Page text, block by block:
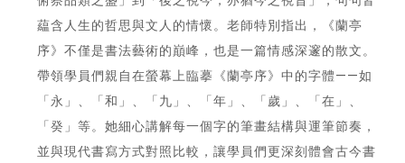
藴含人生的哲思與文人的情懷。老師特別指出，《蘭亭
序》不僅是書法藝術的巔峰，也是一篇情感深邃的散文。
帶領學員們親自在螢幕上臨摹《蘭亭序》中的字體——如
「永」、「和」、「九」、「年」、「歲」、「在」、
「癸」等。她細心講解每一個字的筆畫結構與運筆節奏，
並與現代書寫方式對照比較，讓學員們更深刻體會古今書